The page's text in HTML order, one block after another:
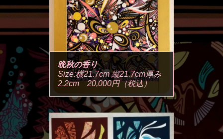
晩秋の香り
Size:横21.7cm 縦21.7cm厚み
2.2cm 20,000円（税込）